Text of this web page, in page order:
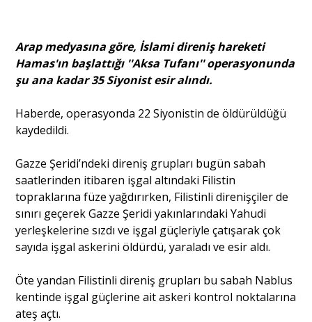
Ekonomi
Dünya
Yorum - Analiz
Söyleşi
Yazı Dizisi
Portre
Arap medyasına göre, İslami direniş hareketi
Hamas'ın başlattığı ''Aksa Tufanı'' operasyonunda
şu ana kadar 35 Siyonist esir alındı.
Haberde, operasyonda 22 Siyonistin de öldürüldüğü
kaydedildi.
Gazze Şeridi’ndeki direniş grupları bugün sabah
saatlerinden itibaren işgal altındaki Filistin
topraklarına füze yağdırırken, Filistinli direnişçiler de
sınırı geçerek Gazze Şeridi yakınlarındaki Yahudi
yerleşkelerine sızdı ve işgal güçleriyle çatışarak çok
sayıda işgal askerini öldürdü, yaraladı ve esir aldı.
Öte yandan Filistinli direniş grupları bu sabah Nablus
kentinde işgal güçlerine ait askeri kontrol noktalarına
ateş açtı.